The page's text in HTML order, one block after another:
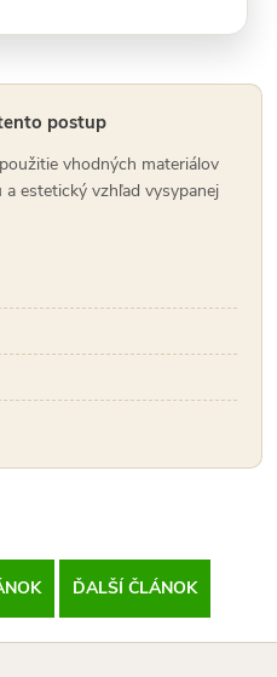
postup
vhodných materiálov
estetický vzhľad vysypanej
ĎALŠÍ ČLÁNOK